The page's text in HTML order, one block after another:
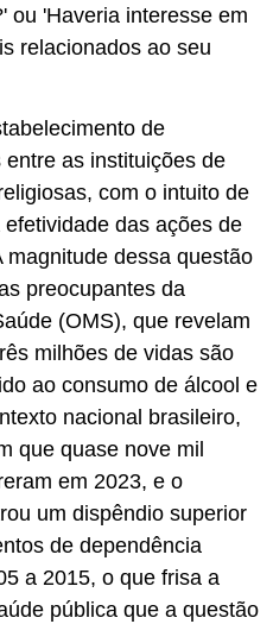
ou 'Haveria interesse em
relacionados ao seu
de
as instituições de
com o intuito de
das ações de
magnitude dessa questão
preocupantes da
(OMS), que revelam
milhões de vidas são
ao consumo de álcool e
nacional brasileiro,
que quase nove mil
em 2023, e o
um dispêndio superior
de dependência
a 2015, o que frisa a
pública que a questão